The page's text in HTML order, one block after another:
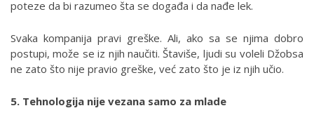
poteze da bi razumeo šta se događa i da nađe lek.
Svaka kompanija pravi greške. Ali, ako sa se njima dobro
postupi, može se iz njih naučiti. Štaviše, ljudi su voleli Džobsa
ne zato što nije pravio greške, već zato što je iz njih učio.
5. Tehnologija nije vezana samo za mlade